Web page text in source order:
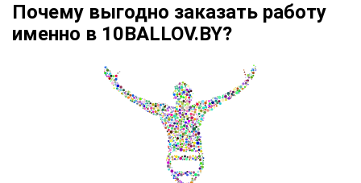
Почему выгодно заказать работу
именно в 10BALLOV.BY?